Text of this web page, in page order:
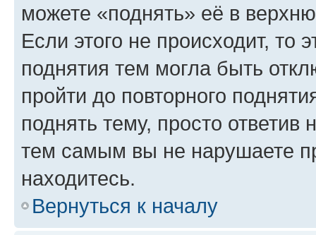
можете «поднять» её в
Если этого не происходит, то
поднятия тем могла быть
пройти до повторного
поднять тему, просто ответив
тем самым вы не нарушаете
находитесь.
Вернуться к началу